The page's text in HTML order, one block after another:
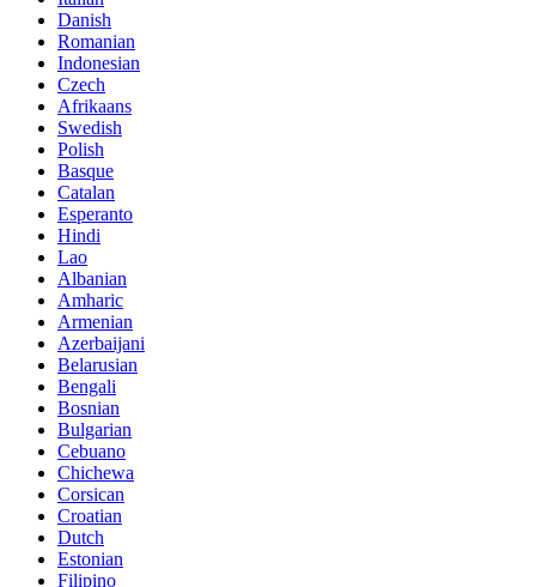
Danish
Romanian
Indonesian
Czech
Afrikaans
Swedish
Polish
Basque
Catalan
Esperanto
Hindi
Lao
Albanian
Amharic
Armenian
Azerbaijani
Belarusian
Bengali
Bosnian
Bulgarian
Cebuano
Chichewa
Corsican
Croatian
Dutch
Estonian
Filipino